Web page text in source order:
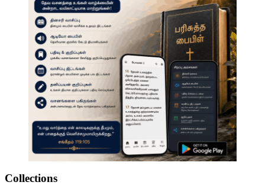
Collections